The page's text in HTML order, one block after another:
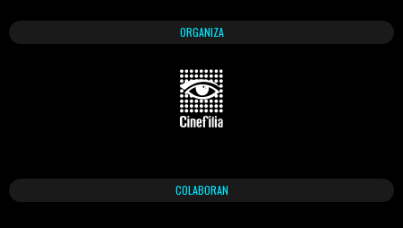
ORGANIZA
COLABORAN